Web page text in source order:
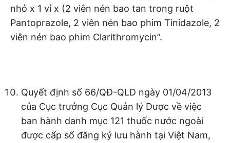
nhỏ x 1 vỉ x (2 viên nén bao tan trong ruột
Pantoprazole, 2 viên nén bao phim Tinidazole, 2
viên nén bao phim Clarithromycin”.
Quyết định số 66/QĐ-QLD ngày 01/04/2013
của Cục trưởng Cục Quản lý Dược về việc
ban hành danh mục 121 thuốc nước ngoài
được cấp số đăng ký lưu hành tại Việt Nam,